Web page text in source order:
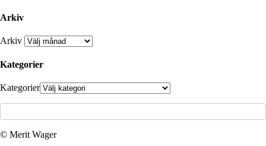
Arkiv
Arkiv
Kategorier
Kategorier
© Merit Wager